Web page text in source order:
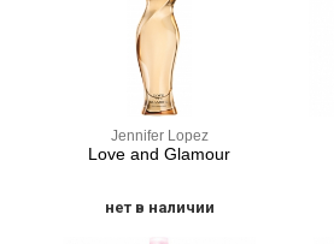
Jennifer Lopez
Love and Glamour
нет в наличии